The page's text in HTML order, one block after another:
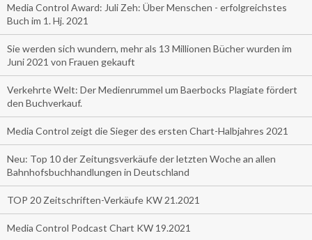
Media Control Award: Juli Zeh: Über Menschen - erfolgreichstes
Buch im 1. Hj. 2021
Sie werden sich wundern, mehr als 13 Millionen Bücher wurden im
Juni 2021 von Frauen gekauft
Verkehrte Welt: Der Medienrummel um Baerbocks Plagiate fördert
den Buchverkauf.
Media Control zeigt die Sieger des ersten Chart-Halbjahres 2021
Neu: Top 10 der Zeitungsverkäufe der letzten Woche an allen
Bahnhofsbuchhandlungen in Deutschland
TOP 20 Zeitschriften-Verkäufe KW 21.2021
Media Control Podcast Chart KW 19.2021